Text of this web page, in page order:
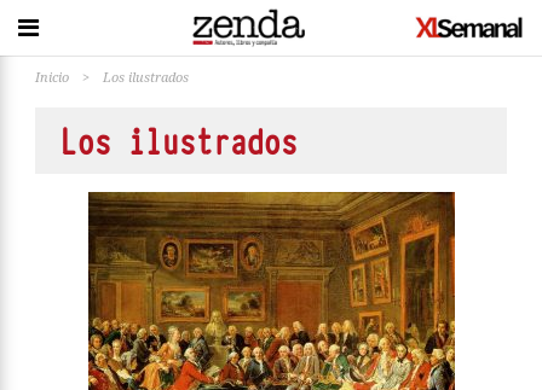
Inicio > Los ilustrados
Los ilustrados